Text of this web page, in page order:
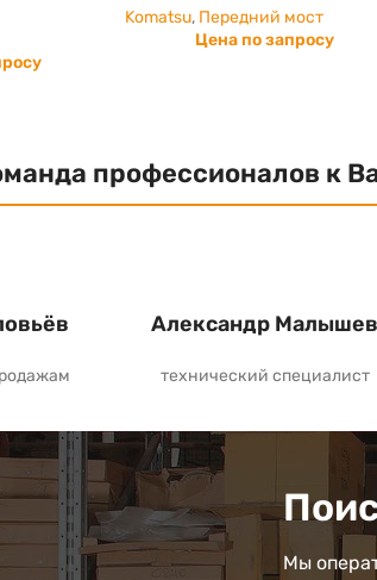
Komatsu, Передний мост
Цена по запросу
профессионалов к
Александр Малышев
технический специалист
Мы